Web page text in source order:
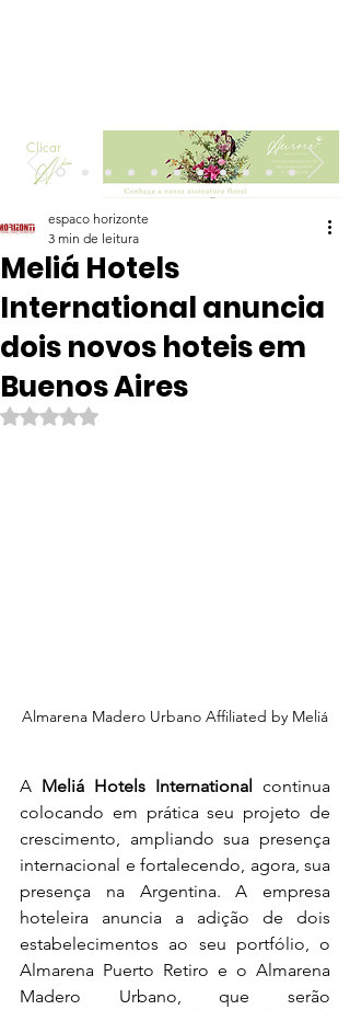
Clicar
Meliá Hotels
International anuncia
dois novos hoteis em
Buenos Aires
espaco horizonte
3 min de leitura
Avaliado com NaN de 5 estrelas.
Almarena Madero Urbano Affiliated by Meliá
A Meliá Hotels International continua
colocando em prática seu projeto de
crescimento, ampliando sua presença
internacional e fortalecendo, agora, sua
presença na Argentina. A empresa
hoteleira anuncia a adição de dois
estabelecimentos ao seu portfólio, o
Almarena Puerto Retiro e o Almarena
Madero Urbano, que serão